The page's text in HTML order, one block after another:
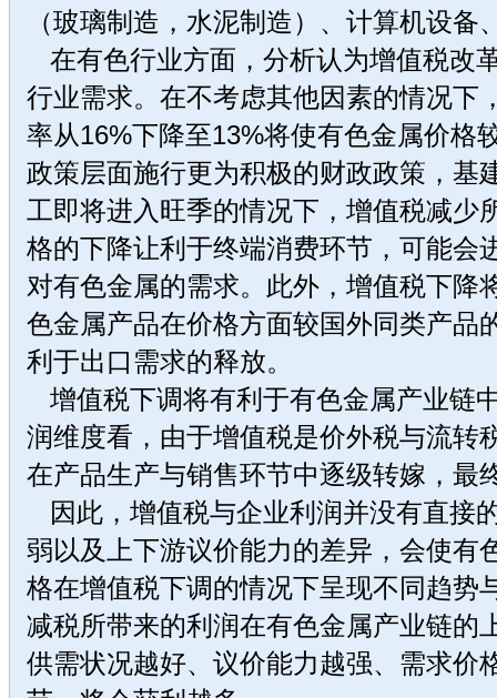
（玻璃制造，水泥制造）、计算机设备
在有色行业方面，分析认为增值税改
行业需求。在不考虑其他因素的情况下
率从16%下降至13%将使有色金属价格
政策层面施行更为积极的财政政策，基
工即将进入旺季的情况下，增值税减少
格的下降让利于终端消费环节，可能会
对有色金属的需求。此外，增值税下降
色金属产品在价格方面较国外同类产品
利于出口需求的释放。
增值税下调将有利于有色金属产业链
润维度看，由于增值税是价外税与流转
在产品生产与销售环节中逐级转嫁，最
因此，增值税与企业利润并没有直接
弱以及上下游议价能力的差异，会使有
格在增值税下调的情况下呈现不同趋势
减税所带来的利润在有色金属产业链的
供需状况越好、议价能力越强、需求价